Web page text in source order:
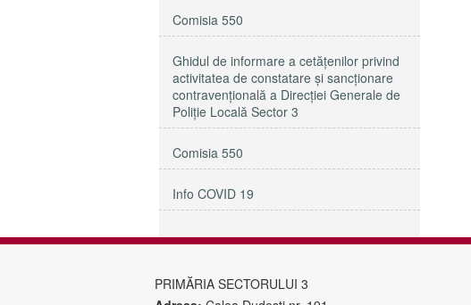
Comisia 550
Ghidul de informare a cetățenilor privind
activitatea de constatare și sancționare
contravențională a Direcției Generale de
Poliție Locală Sector 3
Comisia 550
Info COVID 19
PRIMĂRIA SECTORULUI 3